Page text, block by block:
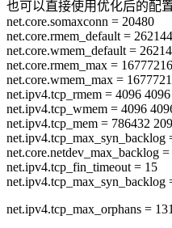
也可以直接使用优化后的配
net.core.somaxconn = 20480
net.core.rmem_default = 262144
net.core.wmem_default =
net.core.rmem_max = 16777216
net.core.wmem_max =
net.ipv4.tcp_rmem = 4096
net.ipv4.tcp_wmem = 4096
net.ipv4.tcp_mem = 786432
net.ipv4.tcp_max_syn_backlog
net.core.netdev_max_backlog
net.ipv4.tcp_fin_timeout = 15
net.ipv4.tcp_max_syn_backlog
net.ipv4.tcp_max_orphans =